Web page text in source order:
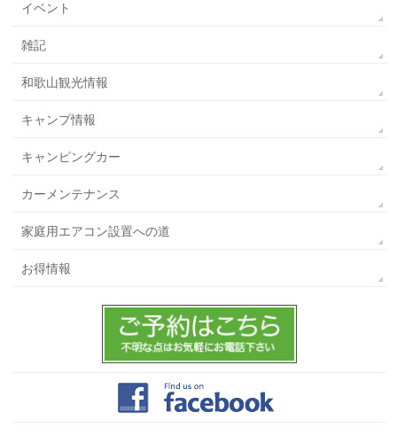
イベント
雑記
和歌山観光情報
キャンプ情報
キャンピングカー
カーメンテナンス
家庭用エアコン設置への道
お得情報